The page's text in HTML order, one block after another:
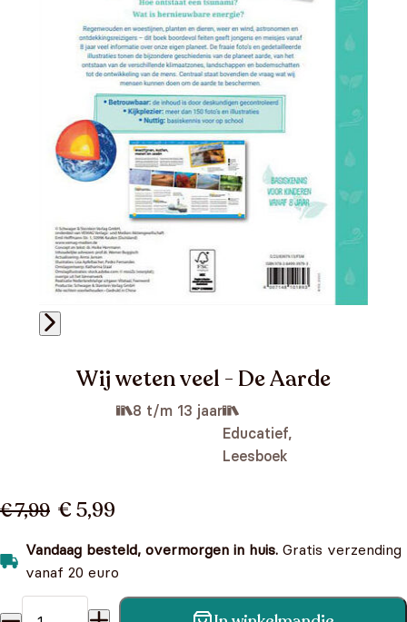
Wij weten veel - De Aarde
8 t/m 13 jaar
Educatief,
Leesboek
€ 7,99 € 5,99
Vandaag besteld, overmorgen in huis. Gratis verzending
vanaf 20 euro